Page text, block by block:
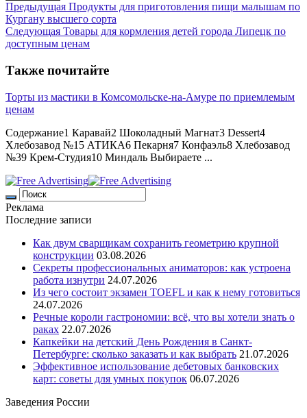
Предыдущая Продукты для приготовления пищи малышам по
Кургану высшего сорта
Следующая Товары для кормления детей города Липецк по
доступным ценам
Также почитайте
Торты из мастики в Комсомольске-на-Амуре по приемлемым
ценам
Содержание1 Каравай2 Шоколадный Магнат3 Dessert4
Хлебозавод №15 АТИКА6 Пекарня7 Конфаэль8 Хлебозавод
№39 Крем-Студия10 Миндаль Выбираете ...
Реклама
Последние записи
Как двум сварщикам сохранить геометрию крупной
конструкции 03.08.2026
Секреты профессиональных аниматоров: как устроена
работа изнутри 24.07.2026
Из чего состоит экзамен TOEFL и как к нему готовиться
24.07.2026
Речные короли гастрономии: всё, что вы хотели знать о
раках 22.07.2026
Капкейки на детский День Рождения в Санкт-
Петербурге: сколько заказать и как выбрать 21.07.2026
Эффективное использование дебетовых банковских
карт: советы для умных покупок 06.07.2026
Заведения России